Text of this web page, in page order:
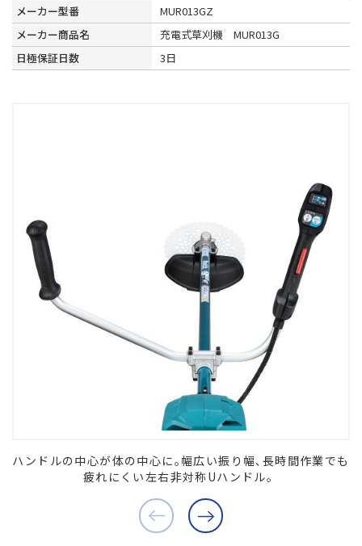
メーカー型番
MUR013GZ
メーカー商品名
充電式草刈機 MUR013G
日極保証日数
3日
ハンドルの中心が体の中心に｡幅広い振り幅､長時間作業でも
疲れにくい左右非対称Uハンドル。